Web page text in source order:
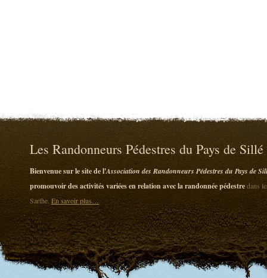
Les Randonneurs Pédestres du Pays de Sillé
Bienvenue sur le site de l'Association des Randonneurs Pédestres du Pays de
promouvoir des activités variées en relation avec la randonnée pédestredans
Sarthe.En savoir plus…